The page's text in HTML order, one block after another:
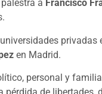
a Francisco
privadas
en Madrid.
personal y